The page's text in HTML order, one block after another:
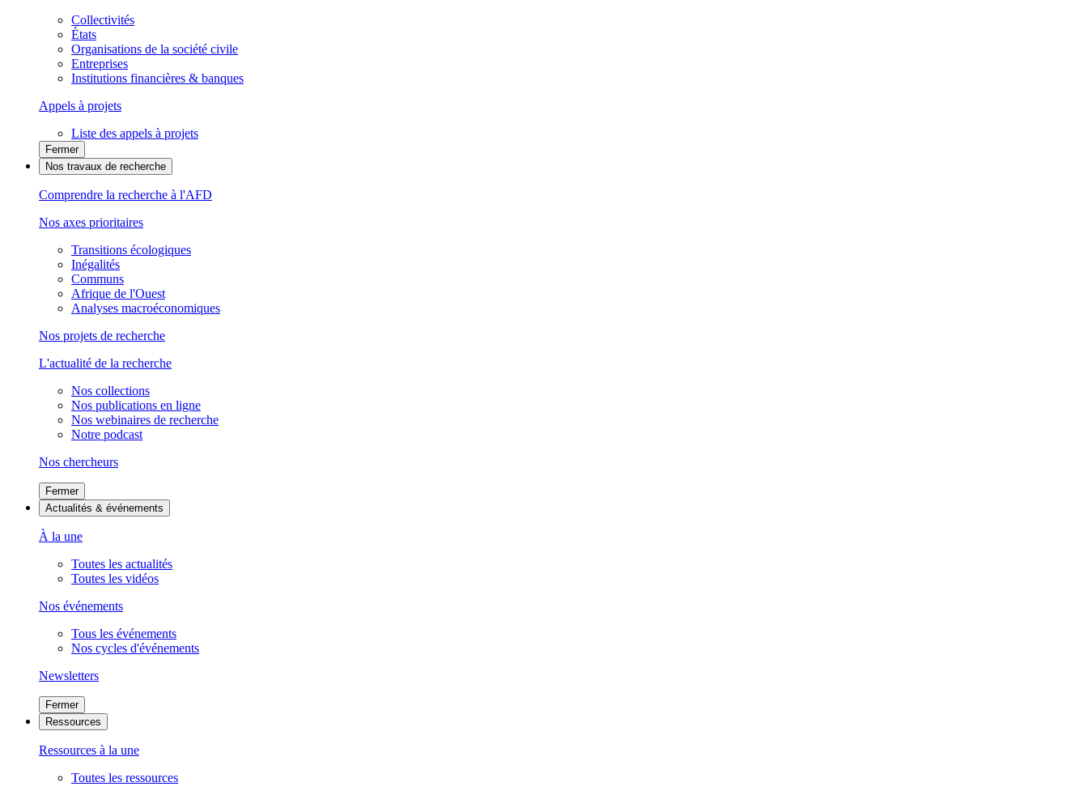
Collectivités
États
Organisations de la société civile
Entreprises
Institutions financières & banques
Appels à projets
Liste des appels à projets
Fermer
Nos travaux de recherche
Comprendre la recherche à l'AFD
Nos axes prioritaires
Transitions écologiques
Inégalités
Communs
Afrique de l'Ouest
Analyses macroéconomiques
Nos projets de recherche
L'actualité de la recherche
Nos collections
Nos publications en ligne
Nos webinaires de recherche
Notre podcast
Nos chercheurs
Fermer
Actualités & événements
À la une
Toutes les actualités
Toutes les vidéos
Nos événements
Tous les événements
Nos cycles d'événements
Newsletters
Fermer
Ressources
Ressources à la une
Toutes les ressources